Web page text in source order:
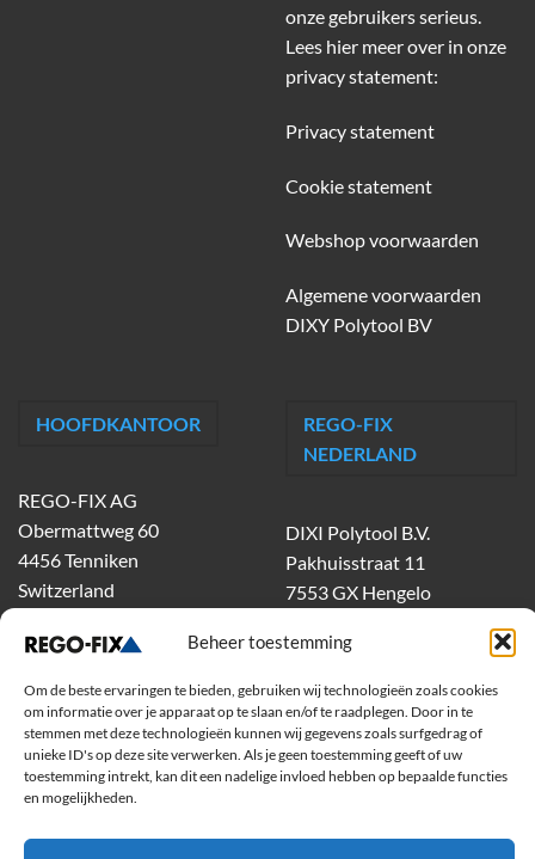
Beheer toestemming
Om de beste ervaringen te bieden, gebruiken wij technologieën zoals cookies
om informatie over je apparaat op te slaan en/of te raadplegen. Door in te
stemmen met deze technologieën kunnen wij gegevens zoals surfgedrag of
unieke ID's op deze site verwerken. Als je geen toestemming geeft of uw
toestemming intrekt, kan dit een nadelige invloed hebben op bepaalde functies
en mogelijkheden.
onze gebruikers serieus.
Lees hier meer over in onze
privacy statement:
Privacy statement
Cookie statement
Webshop voorwaarden
Algemene voorwaarden
DIXY Polytool BV
HOOFDKANTOOR
REGO-FIX AG
Obermattweg 60
4456 Tenniken
Switzerland
REGO-FIX
NEDERLAND
DIXI Polytool B.V.
Pakhuisstraat 11
7553 GX Hengelo
dixiholland@dixi.com
www.dixipolytool.com
Volg ons op Youtube
Volg ons op Linkedin